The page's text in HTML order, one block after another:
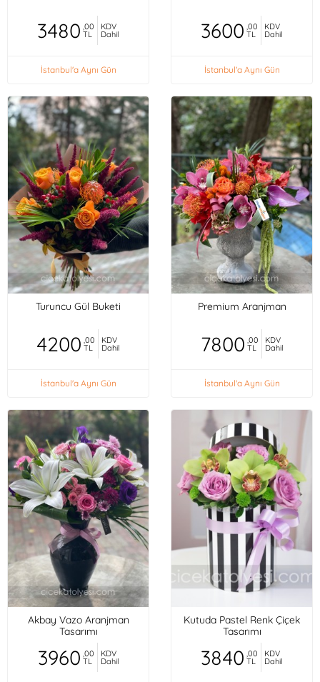
3480 ,00
TL
KDV
Dahil
İstanbul'a Aynı Gün
3600 ,00
TL
KDV
Dahil
İstanbul'a Aynı Gün
Turuncu Gül Buketi
4200 ,00
TL
KDV
Dahil
İstanbul'a Aynı Gün
Premium Aranjman
7800 ,00
TL
KDV
Dahil
İstanbul'a Aynı Gün
Akbay Vazo Aranjman
Tasarımı
3960 ,00
TL
KDV
Dahil
Kutuda Pastel Renk Çiçek
Tasarımı
3840 ,00
TL
KDV
Dahil